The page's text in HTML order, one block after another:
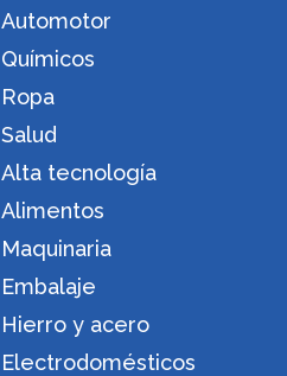
Automotor
Químicos
Ropa
Salud
Alta tecnología
Alimentos
Maquinaria
Embalaje
Hierro y acero
Electrodomésticos